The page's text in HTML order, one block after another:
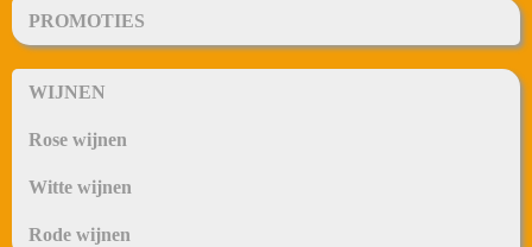
PROMOTIES
WIJNEN
Rose wijnen
Witte wijnen
Rode wijnen